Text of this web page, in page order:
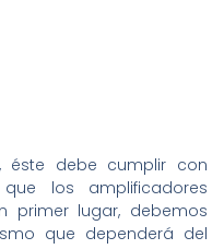
éste debe cumplir con
los amplificadores
primer lugar, debemos
que dependerá del